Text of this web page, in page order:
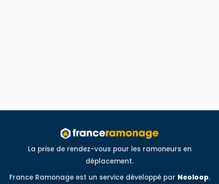
La prise de rendez-vous pour les ramoneurs en
déplacement.
France Ramonage est un service développé par Neoloop.